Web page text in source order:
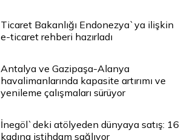
Ticaret Bakanlığı Endonezya`ya ilişkin
e-ticaret rehberi hazırladı
Antalya ve Gazipaşa-Alanya
havalimanlarında kapasite artırımı ve
yenileme çalışmaları sürüyor
İnegöl`deki atölyeden dünyaya satış: 16
kadına istihdam sağlıyor